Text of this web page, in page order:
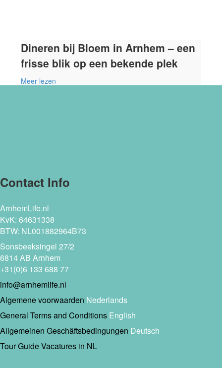
Dineren bij Bloem in Arnhem – een
frisse blik op een bekende plek
Meer lezen
Contact Info
ArnhemLife.nl
KvK: 64631338
BTW: NL001882964B73
Sonsbeeksingel 27/2
6814 AB Arnhem
+31(0)6 133 688 77
info@arnhemlife.nl
Algemene voorwaarden Nederlands
General Terms and Conditions English
Allgemeinen Geschäftsbedingungen Deutsch
Tour Guide Vacatures in NL